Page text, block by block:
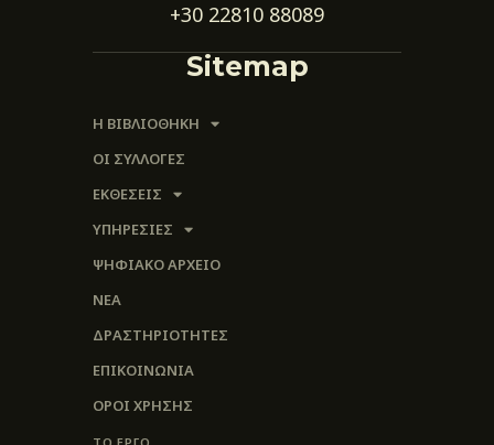
+30 22810 88089
Sitemap
Η ΒΙΒΛΙΟΘΗΚΗ
ΟΙ ΣΥΛΛΟΓΈΣ
ΕΚΘΕΣΕΙΣ
ΥΠΗΡΕΣΙΕΣ
ΨΗΦΙΑΚΌ ΑΡΧΕΊΟ
ΝΕΑ
ΔΡΑΣΤΗΡΙΟΤΗΤΕΣ
ΕΠΙΚΟΙΝΩΝΊΑ
ΌΡΟΙ ΧΡΉΣΗΣ